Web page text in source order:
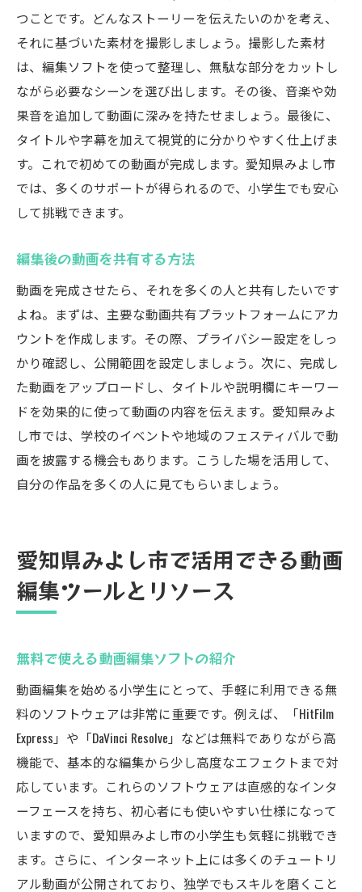
つことです。どんなストーリーを伝えたいのかを考え、
それに基づいた素材を撮影しましょう。撮影した素材
は、編集ソフトを使って整理し、無駄な部分をカットし
ながら必要なシーンを選び出します。その後、音楽や効
果音を追加して動画に深みを持たせましょう。最後に、
タイトルや字幕を加えて視覚的に分かりやすく仕上げま
す。これで初めての動画が完成します。愛知県みよし市
では、多くのサポートが得られるので、小学生でも安心
して挑戦できます。
編集後の動画を共有する方法
動画を完成させたら、それを多くの人と共有したいです
よね。まずは、主要な動画共有プラットフォームにアカ
ウントを作成します。その際、プライバシー設定をしっ
かり確認し、公開範囲を設定しましょう。次に、完成し
た動画をアップロードし、タイトルや説明欄にキーワー
ドを効果的に使って動画の内容を伝えます。愛知県みよ
し市では、学校のイベントや地域のフェスティバルで動
画を披露する機会もあります。こうした場を活用して、
自分の作品を多くの人に見てもらいましょう。
愛知県みよし市で活用できる動画
編集ツールとリソース
無料で使える動画編集ソフトの紹介
動画編集を始める小学生にとって、手軽に利用できる無
料のソフトウェアは非常に重要です。例えば、「HitFilm
Express」や「DaVinci Resolve」などは無料でありながら高
機能で、基本的な編集から少し高度なエフェクトまで対
応しています。これらのソフトウェアは直感的なインタ
ーフェースを持ち、初心者にも使いやすい仕様になって
いますので、愛知県みよし市の小学生も気軽に挑戦でき
ます。さらに、インターネット上には多くのチュートリ
アル動画が公開されており、独学でもスキルを磨くこと